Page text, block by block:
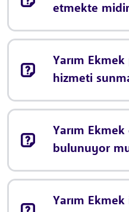
etmekte
Yarım
hizmeti
Yarım Ekmek
bulunuyor
Yarım